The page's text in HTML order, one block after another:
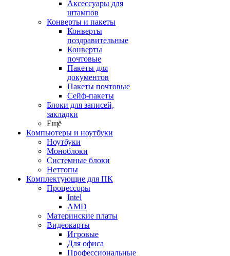
Аксессуары для
штампов
Конверты и пакеты
Конверты
поздравительные
Конверты
почтовые
Пакеты для
документов
Пакеты почтовые
Сейф-пакеты
Блоки для записей,
закладки
Ещё
Компьютеры и ноутбуки
Ноутбуки
Моноблоки
Системные блоки
Неттопы
Комплектующие для ПК
Процессоры
Intel
AMD
Материнские платы
Видеокарты
Игровые
Для офиса
Профессиональные